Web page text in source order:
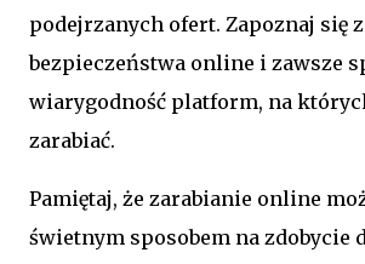
podejrzanych ofert. Zapoznaj się
bezpieczeństwa online i zawsze
wiarygodność platform, na
zarabiać.
Pamiętaj, że zarabianie online
świetnym sposobem na zdobycie